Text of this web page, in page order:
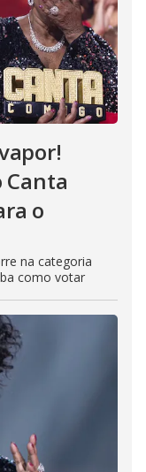
Canta
o
na categoria
como votar